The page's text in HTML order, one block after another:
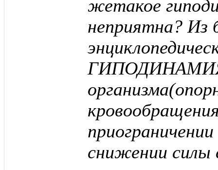
жетакое
неприятна? Из
ГИПОДИНАМИЯ
снижении